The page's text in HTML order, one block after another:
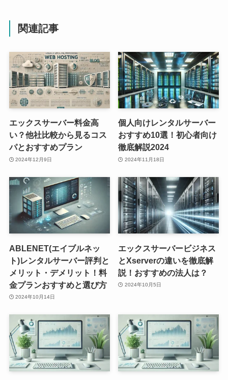
関連記事
エックスサーバー料金高
い？他社比較から見るコス
パとおすすめプラン
2024年12月9日
個人向けレンタルサーバー
おすすめ10選！初心者向け
徹底解説2024
2024年11月18日
ABLENET(エイブルネッ
ト)レンタルサーバー評判と
メリット・デメリット！料
金プランおすすめと選び方
2024年10月14日
エックスサーバービジネス
とXserverの違いを徹底解
説！おすすめの法人は？
2024年10月5日